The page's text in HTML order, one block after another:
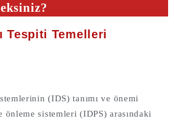
Tespiti Temelleri
(IDS) tanımı ve önemi
önleme sistemleri (IDPS) arasındaki